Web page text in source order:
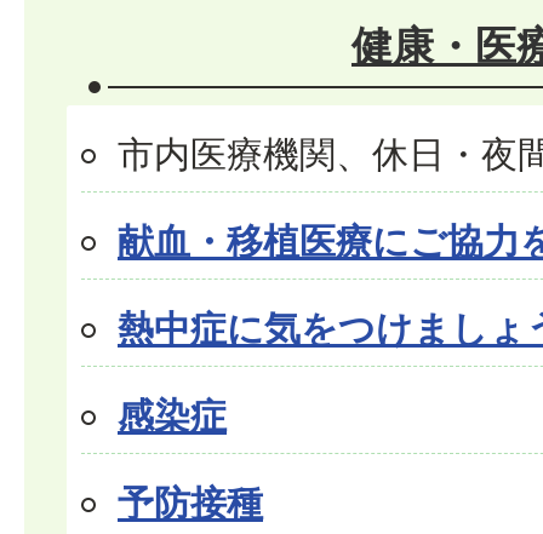
健康・医
市内医療機関、休日・夜
献血・移植医療にご協力
熱中症に気をつけましょ
感染症
予防接種